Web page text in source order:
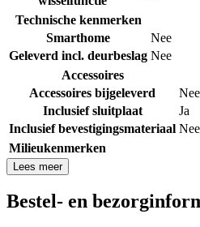
Technische kenmerken
Smarthome
Nee
Geleverd incl. deurbeslag Nee
Accessoires
Accessoires bijgeleverd
Nee
Inclusief sluitplaat
Ja
Inclusief bevestigingsmateriaal Nee
Milieukenmerken
Lees meer
Bestel- en